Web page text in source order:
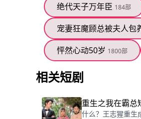
绝代天子万年臣 184部
宠妻狂魔顾总被夫人包
怦然心动50岁 1800部
相关短剧
重生之我在霸总
什么？王志猩重生